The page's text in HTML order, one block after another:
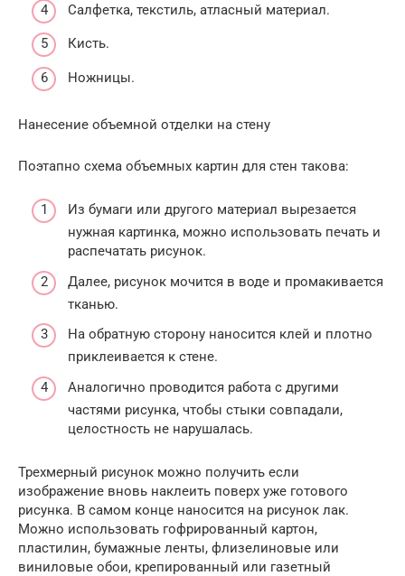
Салфетка, текстиль, атласный материал.
Кисть.
Ножницы.
Нанесение объемной отделки на стену
Поэтапно схема объемных картин для стен такова:
Из бумаги или другого материал вырезается
нужная картинка, можно использовать печать и
распечатать рисунок.
Далее, рисунок мочится в воде и промакивается
тканью.
На обратную сторону наносится клей и плотно
приклеивается к стене.
Аналогично проводится работа с другими
частями рисунка, чтобы стыки совпадали,
целостность не нарушалась.
Трехмерный рисунок можно получить если
изображение вновь наклеить поверх уже готового
рисунка. В самом конце наносится на рисунок лак.
Можно использовать гофрированный картон,
пластилин, бумажные ленты, флизелиновые или
виниловые обои, крепированный или газетный